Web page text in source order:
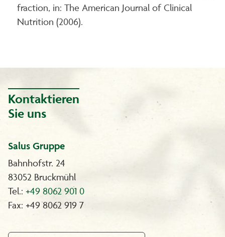
fraction, in: The American Journal of Clinical
Nutrition (2006).
Kontaktieren
Sie uns
Salus Gruppe
Bahnhofstr. 24
83052 Bruckmühl
Tel.: +49 8062 901 0
Fax: +49 8062 919 7